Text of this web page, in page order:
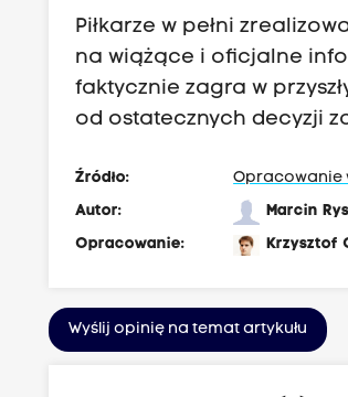
Piłkarze w pełni
na wiążące i oficjalne
faktycznie zagra w
od ostatecznych decyzji
Źródło:
Opracowanie
Autor:
Marcin
Opracowanie:
Krzysztof
Wyślij opinię na temat artykułu